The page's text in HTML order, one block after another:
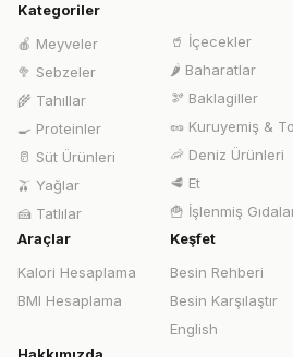
Kategoriler
🍎 Meyveler
🥦 Sebzeler
🌾 Tahıllar
🍳 Proteinler
🥛 Süt Ürünleri
🫒 Yağlar
🍰 Tatlılar
🥤 İçecekler
🌶️ Baharatlar
🫘 Baklagiller
🥜 Kuruyemiş &
🦐 Deniz Ürünleri
🥩 Et
🍟 İşlenmiş
Araçlar
Kalori Hesaplama
BMI Hesaplama
Keşfet
Besin Rehberi
Besin Karşılaştır
English